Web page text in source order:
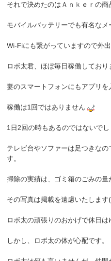
それで決めたのはＡｎｋｅｒの商
モバイルバッテリーでも有名なメ
Wi-Fiにも繋がっていますので外
ロボ太君、ほぼ毎日稼働しており
妻のスマートフォンにもアプリを
稼働は1回ではありません
1日2回の時もあるのではないで
テレビ台やソファーは足つきな
す。
掃除の実績は、ゴミ箱のごみの量
その写真は掲載を遠慮いたします
ロボ太の頑張りのおかげで休日は
しかし、ロボ太の体が心配です。